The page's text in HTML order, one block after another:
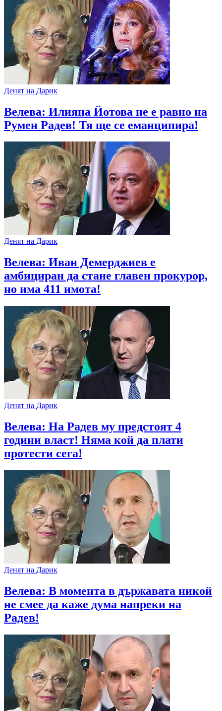
Денят на Дарик
Велева: Илияна Йотова не е равно на
Румен Радев! Тя ще се еманципира!
Денят на Дарик
Велева: Иван Демерджиев е
амбициран да стане главен прокурор,
но има 411 имота!
Денят на Дарик
Велева: На Радев му предстоят 4
години власт! Няма кой да плати
протести сега!
Денят на Дарик
Велева: В момента в държавата никой
не смее да каже дума напреки на
Радев!